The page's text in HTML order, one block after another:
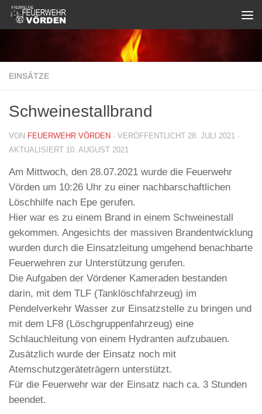
Zum Inhalt springen
EINSÄTZE
Schweinestallbrand
VON FEUERWEHR VÖRDEN · VERÖFFENTLICHT 28. JULI 2021 ·
AKTUALISIERT 10. AUGUST 2021
Am Mittwoch, den 28.07.2021 wurde die Feuerwehr
Vörden um 10:26 Uhr zu einer nachbarschaftlichen
Löschhilfe nach Epe gerufen.
Hier war es zu einem Brand in einem Schweinestall
gekommen. Angesichts der massiven Brandentwicklung
wurden durch die Einsatzleitung umgehend benachbarte
Feuerwehren zur Unterstützung gerufen.
Die Aufgaben der Vördener Kameraden bestanden
darin, mit dem TLF (Tanklöschfahrzeug) im
Pendelverkehr Wasser zur Einsatzstelle zu bringen und
mit dem LF8 (Löschgruppenfahrzeug) eine
Schlauchleitung von einem Hydranten aufzubauen.
Zusätzlich wurde der Einsatz noch mit
Atemschutzgeräteträgern unterstützt.
Für die Feuerwehr war der Einsatz nach ca. 3 Stunden
beendet.